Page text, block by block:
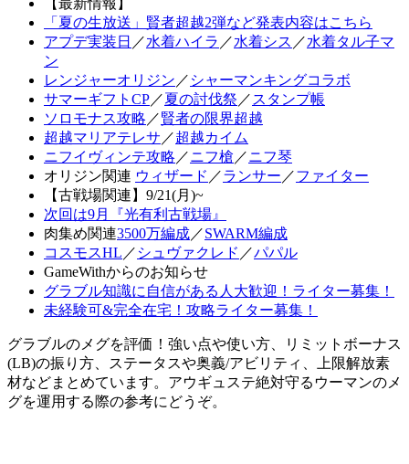
「夏の生放送」賢者超越2弾など発表内容はこちら
アプデ実装日 ／水着ハイラ ／水着シス ／水着タル子マ
ン
レンジャーオリジン ／ シャーマンキングコラボ
サマーギフトCP／夏の討伐祭 ／ スタンプ帳
ソロモナス攻略 ／賢者の限界超越
超越マリアテレサ ／超越カイム
ニフイヴィンテ攻略 ／ニフ槍 ／ニフ琴
オリジン関連 ウィザード ／ランサー ／ファイター
【古戦場関連】9/21(月)~
次回は9月『光有利古戦場』
肉集め関連3500万編成／SWARM編成
コスモスHL ／ シュヴァクレド ／パパル
GameWithからのお知らせ
グラブル知識に自信がある人大歓迎！ライター募集！
未経験可&完全在宅！攻略ライター募集！
グラブルのメグを評価！強い点や使い方、リミットボーナス
(LB)の振り方、ステータスや奥義/アビリティ、上限解放素
材などまとめています。アウギュステ絶対守るウーマンのメ
グを運用する際の参考にどうぞ。